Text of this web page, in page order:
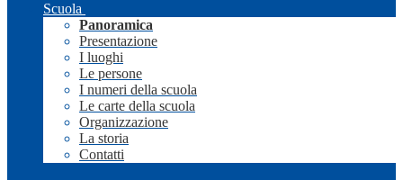
Scuola
Panoramica
Presentazione
I luoghi
Le persone
I numeri della scuola
Le carte della scuola
Organizzazione
La storia
Contatti